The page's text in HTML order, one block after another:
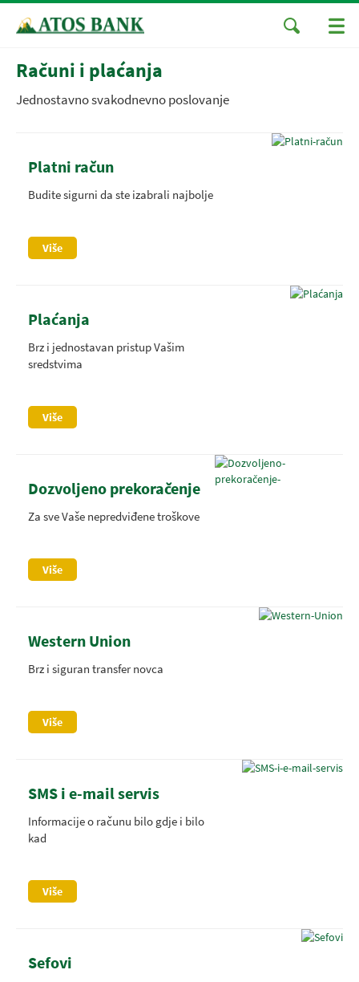
Računi i plaćanja
Jednostavno svakodnevno poslovanje
Platni račun
Budite sigurni da ste izabrali najbolje
Više
Plaćanja
Brz i jednostavan pristup Vašim
sredstvima
Više
Dozvoljeno prekoračenje
Za sve Vaše nepredviđene troškove
Više
Western Union
Brz i siguran transfer novca
Više
SMS i e-mail servis
Informacije o računu bilo gdje i bilo
kad
Više
Sefovi